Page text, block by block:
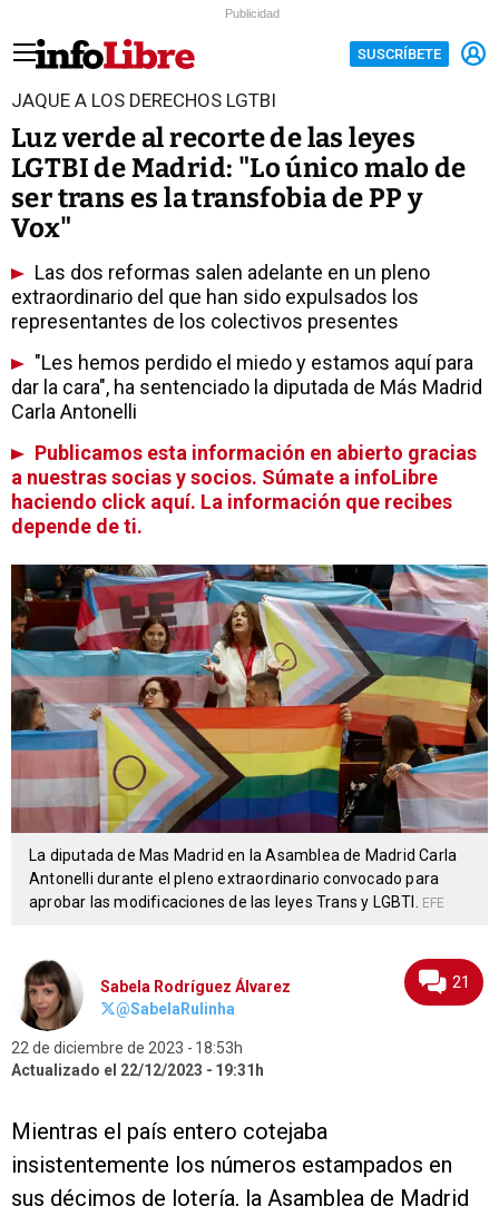
Publicidad
SUSCRÍBETE
JAQUE A LOS DERECHOS LGTBI
Luz verde al recorte de las leyes
LGTBI de Madrid: "Lo único malo de
ser trans es la transfobia de PP y
Vox"
Las dos reformas salen adelante en un pleno
extraordinario del que han sido expulsados los
representantes de los colectivos presentes
"Les hemos perdido el miedo y estamos aquí para
dar la cara", ha sentenciado la diputada de Más Madrid
Carla Antonelli
Publicamos esta información en abierto gracias
a nuestras socias y socios. Súmate a infoLibre
haciendo click aquí. La información que recibes
depende de ti.
La diputada de Mas Madrid en la Asamblea de Madrid Carla
Antonelli durante el pleno extraordinario convocado para
aprobar las modificaciones de las leyes Trans y LGBTI.
EFE
Sabela Rodríguez Álvarez
@SabelaRulinha
22 de diciembre de 2023
18:53h
Actualizado el 22/12/2023
19:31h
21
Mientras el país entero cotejaba
insistentemente los números estampados en
sus décimos de lotería, la Asamblea de Madrid